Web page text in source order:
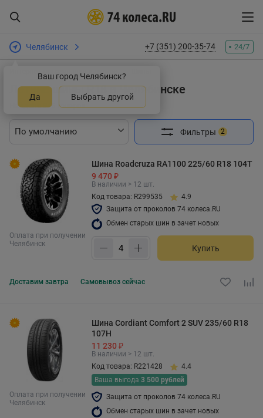
Челябинск
Ваш город Челябинск?
Да Выбрать другой
+7 (351) 200-35-74 24/7
Интернет-магазин шин и дисков
Летние шины R18 в Челябинске
Найдено 945 товаров
Фильтры 2
Оплата при получении
Челябинск
Шина Roadcruza RA1100 225/60 R18 104T
9 470 ₽
В наличии > 12 шт.
Код товара: R299535
4.9
Защита от проколов 74 колеса.RU
Обмен старых шин в зачет новых
Купить
Доставим завтра Самовывоз сейчас
Оплата при получении
Челябинск
Шина Cordiant Comfort 2 SUV 235/60 R18
107H
11 230 ₽
В наличии > 12 шт.
Код товара: R221428
4.4
Ваша выгода 3 500 рублей
Защита от проколов 74 колеса.RU
Обмен старых шин в зачет новых